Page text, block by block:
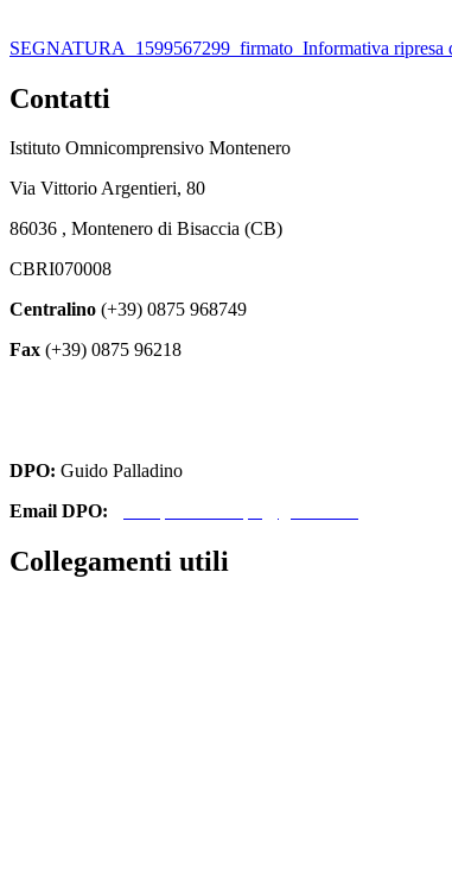
SEGNATURA_1599567299_firmato_Informativa
Contatti
Istituto Omnicomprensivo Montenero
Via Vittorio Argentieri, 80
86036 , Montenero di Bisaccia (CB)
CBRI070008
Centralino (+39) 0875 968749
Fax (+39) 0875 96218
DPO: Guido Palladino
Email DPO:
Collegamenti utili